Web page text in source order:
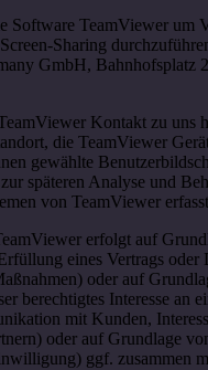
Software TeamViewer um
Sharing
GmbH, Bahnhofsplatz
Kontakt zu uns
die TeamViewer
gewählte
späteren Analyse und
von TeamViewer
erfolgt auf
eines Vertrags oder
oder auf
berechtigtes Interesse an
mit Kunden,
oder auf Grundlage
ggf. zusammen